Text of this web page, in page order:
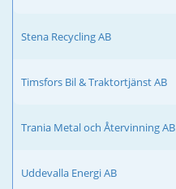
Stena Recycling AB
Timsfors Bil & Traktortjänst AB
Trania Metal och Återvinning AB
Uddevalla Energi AB